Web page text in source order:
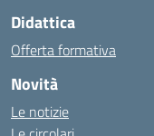
Didattica
Offerta formativa
Novità
Le notizie